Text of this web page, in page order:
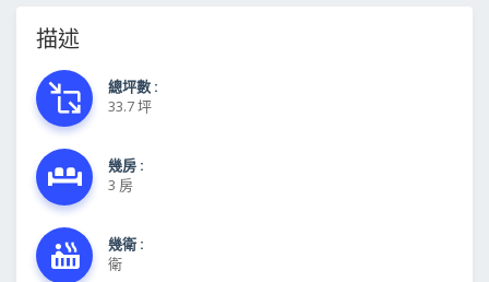
描述
總坪數 :
33.7 坪
幾房 :
3 房
幾衛 :
衛